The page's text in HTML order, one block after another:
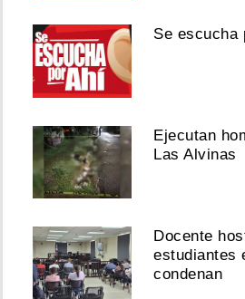
Se escucha
Ejecutan
Las Alvinas
Docente
estudiantes
condenan